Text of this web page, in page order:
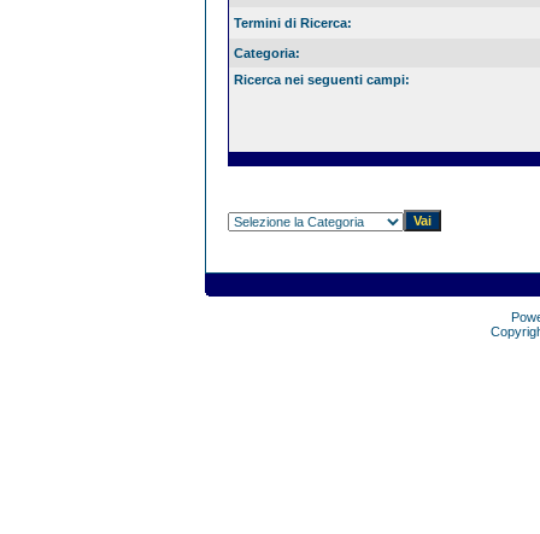
Termini di Ricerca:
Categoria:
Ricerca nei seguenti campi: